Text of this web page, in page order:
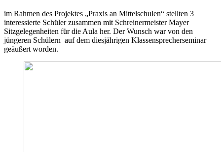
im Rahmen des Projektes „Praxis an Mittelschulen“ stellten 3
interessierte Schüler zusammen mit Schreinermeister Mayer
Sitzgelegenheiten für die Aula her. Der Wunsch war von den
jüngeren Schülern auf dem diesjährigen Klassensprecherseminar
geäußert worden.